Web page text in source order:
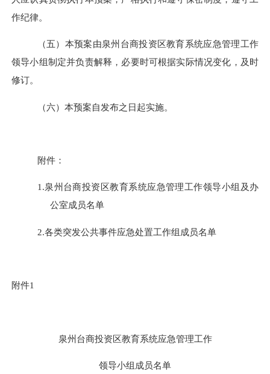
作纪律。
（五） 本预案由泉州台商投资区教育系统应急管理工作
领导小组制定并负责解释 ，必要时可根据实际情况变化 ， 及时
修订。
（六） 本预案自发布之日起实施。
附件：
1.泉州台商投资区教育系统应急管理工作领导小组及办
公室成员名单
2.各类突发公共事件应急处置工作组成员名单
附件1
泉州台商投资区教育系统应急管理工作
领导小组成员名单